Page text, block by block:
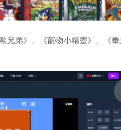
兄弟》、《寵物小精靈》、《拳